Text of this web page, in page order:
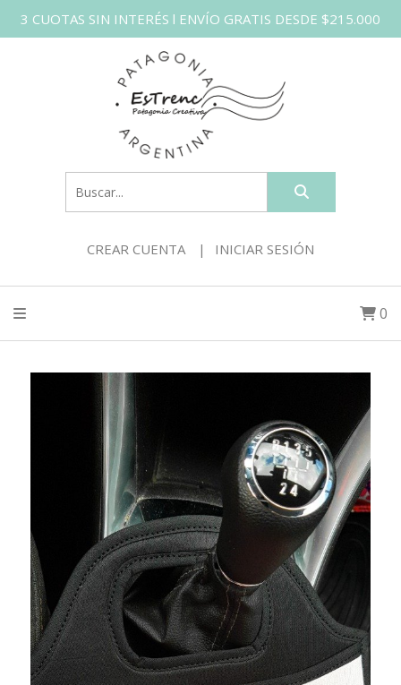
3 CUOTAS SIN INTERÉS l ENVÍO GRATIS DESDE $215.000
CREAR CUENTA INICIAR SESIÓN
0